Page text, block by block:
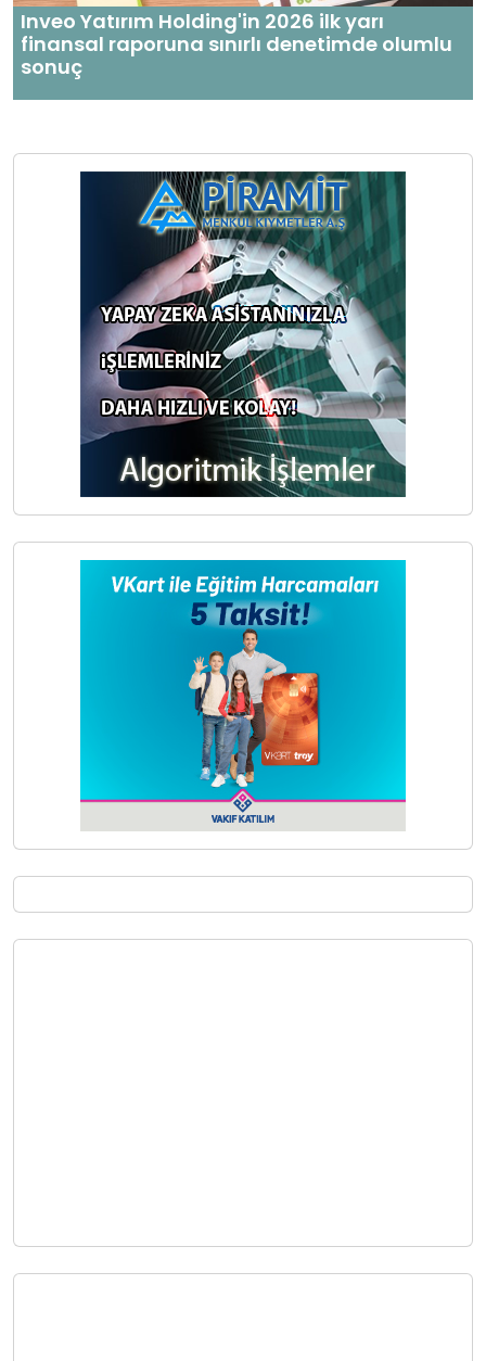
Inveo Yatırım Holding'in 2026 ilk yarı
finansal raporuna sınırlı denetimde olumlu
sonuç